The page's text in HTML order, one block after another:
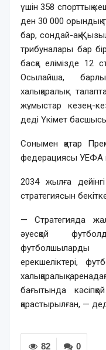
үшін 358 спорттық
ден 30 000 орындық
бар, сондай-ақ
трибуналары бар
басқа елімізде 12
Осылайша,
халықаралық
жұмыстар кезең-
деді Үкімет
Сонымен қатар
федерациясы УЕФА
2034 жылға
стратегиясын
— Стратегияда
әуесқой
футболшыларды
ерекшеліктері,
халықаралық
бағытында
қарастырылған, —
0
82